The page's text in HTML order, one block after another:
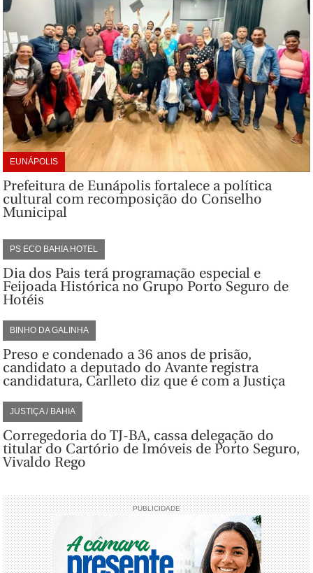
EUNÁPOLIS
Prefeitura de Eunápolis fortalece a política
cultural com recomposição do Conselho
Municipal
PS ECO BAHIA HOTEL
Dia dos Pais terá programação especial e
Feijoada Histórica no Grupo Porto Seguro de
Hotéis
BINHO DA GALINHA
Preso e condenado a 36 anos de prisão,
candidato a deputado do Avante registra
candidatura, Carlleto diz que é com a Justiça
JUSTIÇA / BAHIA
Corregedoria do TJ-BA, cassa delegação do
titular do Cartório de Imóveis de Porto Seguro,
Vivaldo Rego
PUBLICIDADE